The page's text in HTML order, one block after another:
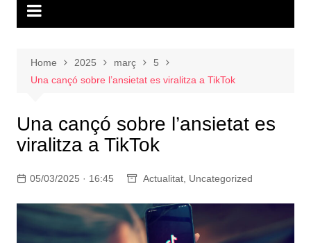
Home 2025 març
5
Una cançó sobre l’ansietat es viralitza a TikTok
Una cançó sobre l’ansietat es
viralitza a TikTok
05/03/2025 · 16:45 Actualitat, Uncategorized